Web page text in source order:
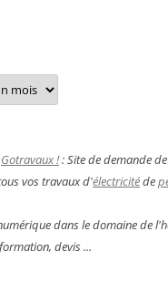
Gotravaux !: Site de demande
vos travaux d'électricitéde
dans le domaine de
devis ...